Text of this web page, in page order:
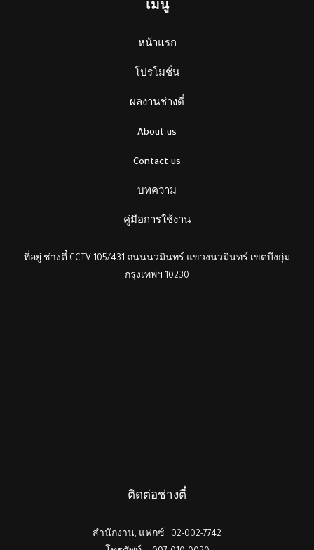
เมนู
หน้าแรก
โปรโมชั่น
ผลงานช่างตี๋
About us
Contact us
บทความ
คู่มือการใช้งาน
ที่อยู่ ช่างตี๋ CCTV 105/431 ถนนนวมินทร์ แขวงนวมินทร์ เขตบึงกุ่ม
กรุงเทพฯ 10230
ติดต่อช่างตี๋
สำนักงาน, แฟกซ์ : 02-002-7742